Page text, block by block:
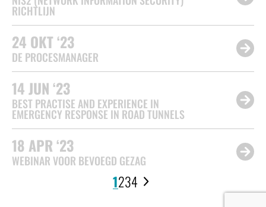
RICHTLIJN
24 OKT ‘23
DE PROCESMANAGER
14JUN ‘23
BEST PRACTISE AND EXPERIENCE IN
EMERGENCY RESPONSE IN ROAD TUNNELS
18 APR ‘23
WEBINAR VOOR BEVOEGD GEZAG
1234